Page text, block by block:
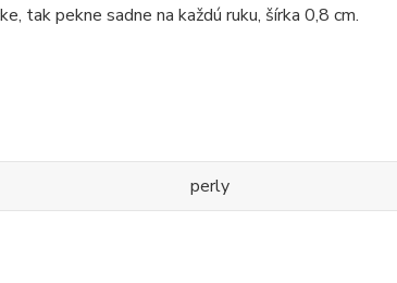
tak pekne sadne na každú ruku, šírka 0,8 cm.
perly